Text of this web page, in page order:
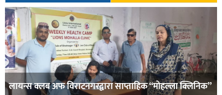
लायन्स क्लब अफ विराटनगरद्वारा साप्ताहिक “मोहल्ला क्लिनिक”